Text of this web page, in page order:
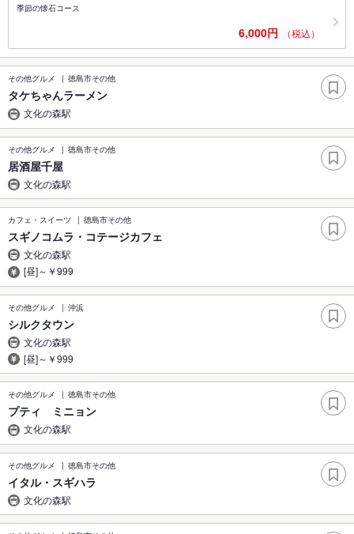
季節の懐石コース
6,000円 （税込）
その他グルメ 徳島市その他
タケちゃんラーメン
文化の森駅
その他グルメ 徳島市その他
居酒屋千屋
文化の森駅
カフェ・スイーツ 徳島市その他
スギノコムラ・コテージカフェ
文化の森駅
[昼]～￥999
その他グルメ 沖浜
シルクタウン
文化の森駅
[昼]～￥999
その他グルメ 徳島市その他
プティ ミニョン
文化の森駅
その他グルメ 徳島市その他
イタル・スギハラ
文化の森駅